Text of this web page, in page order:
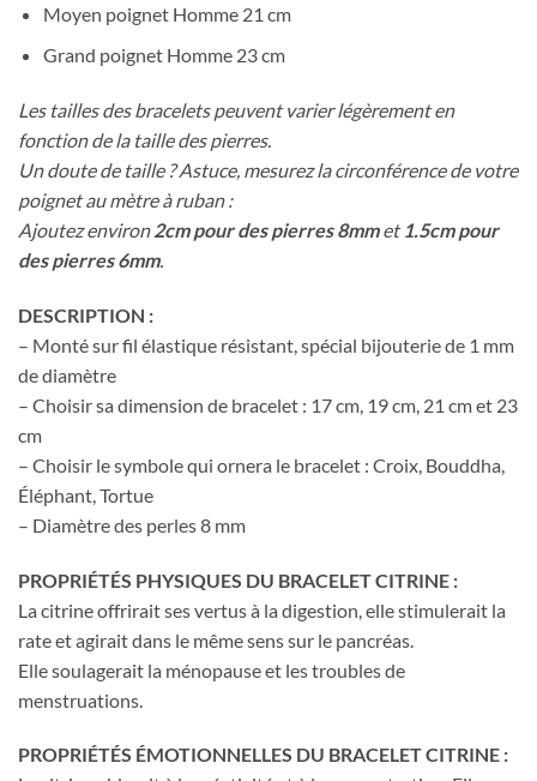
Moyen poignet Homme 21 cm
Grand poignet Homme 23 cm
Les tailles des bracelets peuvent varier légèrement en
fonction de la taille des pierres.
Un doute de taille ? Astuce, mesurez la circonférence de votre
poignet au mètre à ruban :
Ajoutez environ2cm pour des pierres 8mmet1.5cm pour
des pierres 6mm.
DESCRIPTION :
– Monté sur fil élastique résistant, spécial bijouterie de 1 mm
de diamètre
– Choisir sa dimension de bracelet : 17 cm, 19 cm, 21 cm et 23
cm
– Choisir le symbole qui ornera le bracelet : Croix, Bouddha,
Éléphant, Tortue
– Diamètre des perles 8 mm
PROPRIÉTÉS PHYSIQUES DU BRACELET CITRINE :
La citrine offrirait ses vertus à la digestion, elle stimulerait la
rate et agirait dans le même sens sur le pancréas.
Elle soulagerait la ménopause et les troubles de
menstruations.
PROPRIÉTÉS ÉMOTIONNELLES DU BRACELET CITRINE :